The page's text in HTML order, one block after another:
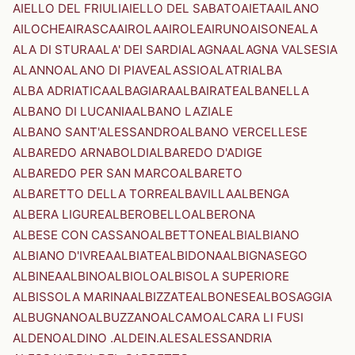
AIELLO DEL FRIULIAIELLO DEL SABATOAIETAAILANO
AILOCHEAIRASCAAIROLAAIROLEAIRUNOAISONEALA
ALA DI STURAALA' DEI SARDIALAGNAALAGNA VALSESIA
ALANNOALANO DI PIAVEALASSIOALATRIALBA
ALBA ADRIATICAALBAGIARAALBAIRATEALBANELLA
ALBANO DI LUCANIAALBANO LAZIALE
ALBANO SANT'ALESSANDROALBANO VERCELLESE
ALBAREDO ARNABOLDIALBAREDO D'ADIGE
ALBAREDO PER SAN MARCOALBARETO
ALBARETTO DELLA TORREALBAVILLAALBENGA
ALBERA LIGUREALBEROBELLOALBERONA
ALBESE CON CASSANOALBETTONEALBIALBIANO
ALBIANO D'IVREAALBIATEALBIDONAALBIGNASEGO
ALBINEAALBINOALBIOLOALBISOLA SUPERIORE
ALBISSOLA MARINAALBIZZATEALBONESEALBOSAGGIA
ALBUGNANOALBUZZANOALCAMOALCARA LI FUSI
ALDENOALDINO .ALDEIN.ALESALESSANDRIA